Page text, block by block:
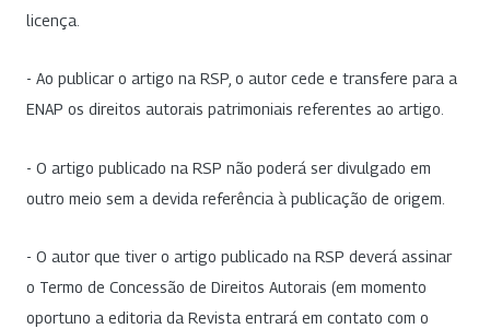
licença.
- Ao publicar o artigo na RSP, o autor cede e transfere para a
ENAP os direitos autorais patrimoniais referentes ao artigo.
- O artigo publicado na RSP não poderá ser divulgado em
outro meio sem a devida referência à publicação de origem.
- O autor que tiver o artigo publicado na RSP deverá assinar
o Termo de Concessão de Direitos Autorais (em momento
oportuno a editoria da Revista entrará em contato com o